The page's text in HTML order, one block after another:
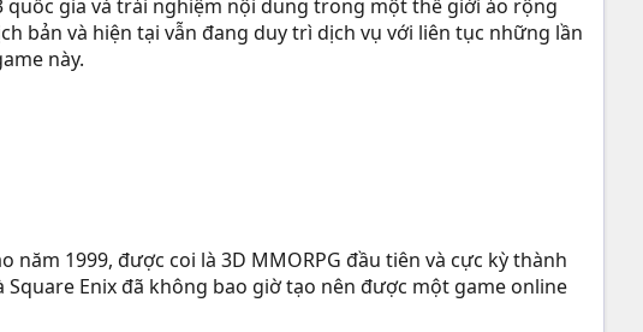
quốc gia và trải nghiệm nội dung trong một thế giới ảo rộng
bản và hiện tại vẫn đang duy trì dịch vụ với liên tục những lần
này.
1999, được coi là 3D MMORPG đầu tiên và cực kỳ thành
Enix đã không bao giờ tạo nên được một game online